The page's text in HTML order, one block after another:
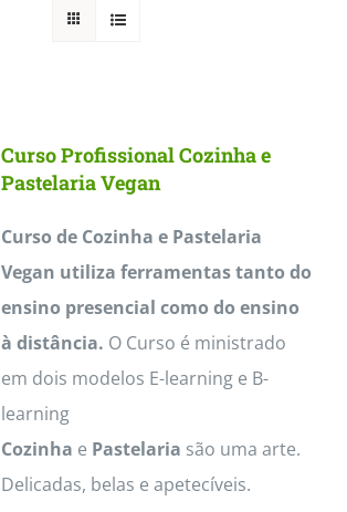
Curso Profissional Cozinha e
Pastelaria Vegan
Curso de Cozinha e Pastelaria
Vegan utiliza ferramentas tanto do
ensino presencial como do ensino
à distância. O Curso é ministrado
em dois modelos E-learning e B-
learning
Cozinha e Pastelaria são uma arte.
Delicadas, belas e apetecíveis.